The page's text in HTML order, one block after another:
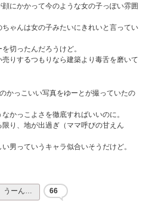
にかかって今のような女の子っぽい雰囲
ゃんは女の子みたいにきれいと言ってい
切ったんだろうけど。
りするつもりなら建築より毒舌を磨いて
かっこいい写真をゆーとが撮っていたの
かっこよさを徹底すればいいのに。
り、地が出過ぎ（ママ呼びの甘えん
男っていうキャラ似合いそうだけど。
うーん… 66